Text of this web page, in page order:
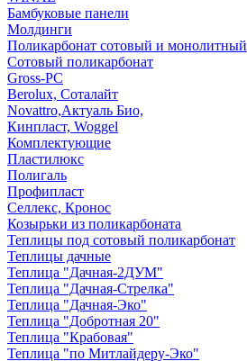
Бамбуковые панели
Молдинги
Поликарбонат сотовый и монолитный
Сотовый поликарбонат
Gross-PC
Berolux, Соталайт
Novattro,Актуаль Био,
Кинпласт, Woggel
Комплектующие
Пластилюкс
Полигаль
Профипласт
Селлекс, Кронос
Козырьки из поликарбоната
Теплицы под сотовый поликарбонат
Теплицы дачные
Теплица "Дачная-2ДУМ"
Теплица "Дачная-Стрелка"
Теплица "Дачная-Эко"
Теплица "Добротная 20"
Теплица "Крабовая"
Теплица "по Митлайдеру-Эко"